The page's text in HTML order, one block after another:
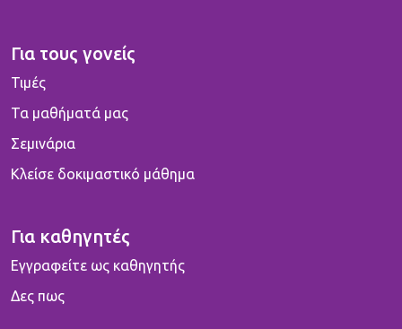
Για τους γονείς
Τιμές
Τα μαθήματά μας
Σεμινάρια
Κλείσε δοκιμαστικό μάθημα
Για καθηγητές
Εγγραφείτε ως καθηγητής
Δες πως